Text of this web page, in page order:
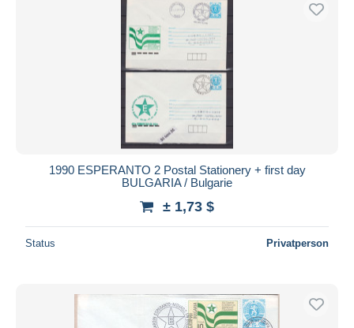
1990 ESPERANTO 2 Postal Stationery + first day
BULGARIA / Bulgarie
± 1,73 $
Status Privatperson